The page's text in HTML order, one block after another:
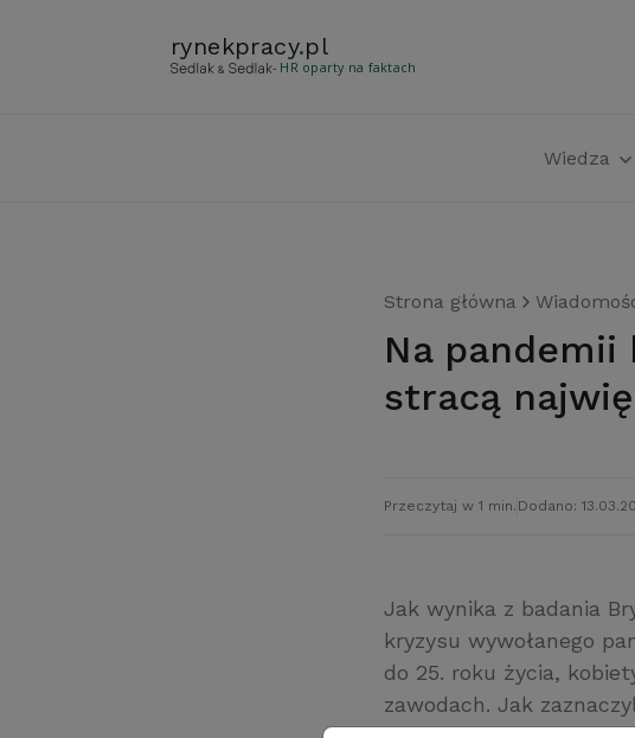
rynekpracy.pl
- HR oparty na faktach
Wiedza
Strona główna
Na pandemii koronawirusa finansowo
stracą
Przeczytaj w 1 min. Dodano:
Jak wynika z badania
kryzysu wywołanego
do 25. roku życia,
zawodach. Jak